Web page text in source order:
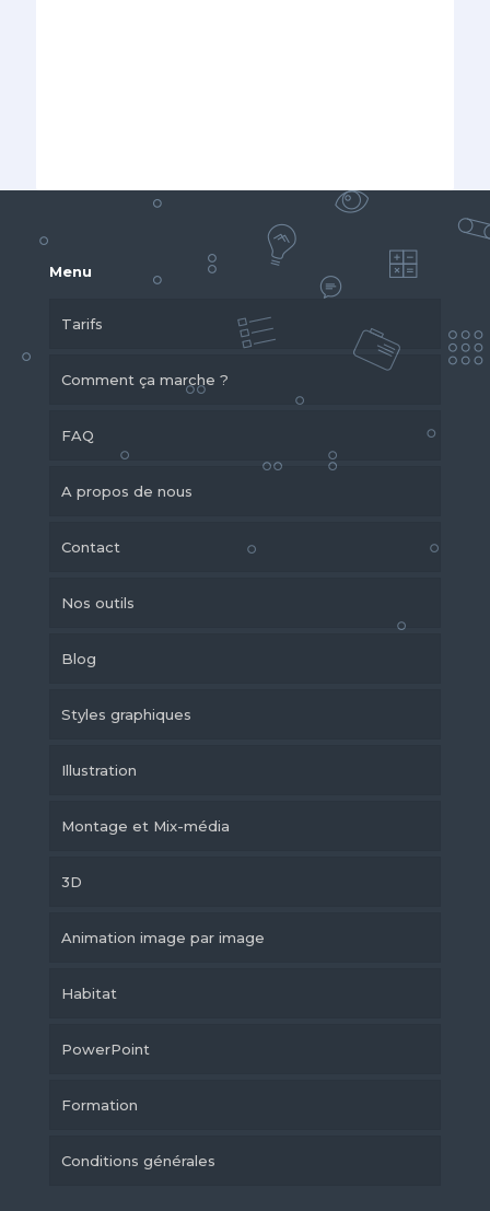
Menu
Tarifs
Comment ça marche ?
FAQ
A propos de nous
Contact
Nos outils
Blog
Styles graphiques
Illustration
Montage et Mix-média
3D
Animation image par image
Habitat
PowerPoint
Formation
Conditions générales